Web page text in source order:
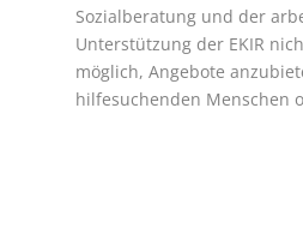
Sozialberatung und der
Unterstützung der EKIR
möglich, Angebote
hilfesuchenden Menschen